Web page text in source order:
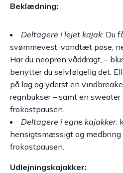
Beklædning:
Deltagere i lejet kajak: Du
svømmevest, vandtæt pose,
Har du neopren våddragt, –
benytter du selvfølgelig det.
på lag og yderst en
regnbukser – samt en sweater
frokostpausen.
Deltagere i egne kajakker:
hensigtsmæssigt og
frokostpausen.
Udlejningskajakker: